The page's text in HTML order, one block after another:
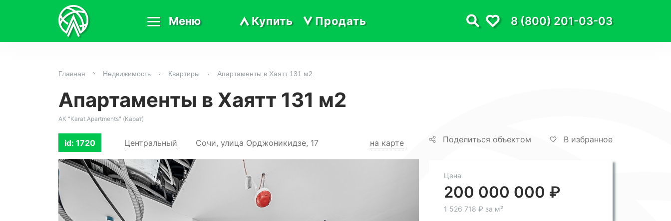
Меню Купить Продать 8 (800) 201-03-03
Главная Недвижимость Квартиры Апартаменты в Хаятт 131 м2
Апартаменты в Хаятт 131 м2
АК "Karat Apartments" (Карат)
id: 1720 Центральный Сочи, улица Орджоникидзе, 17 на карте Поделиться объектом В избранное
Цена
200 000 000 ₽
1 526 718 ₽ за м²